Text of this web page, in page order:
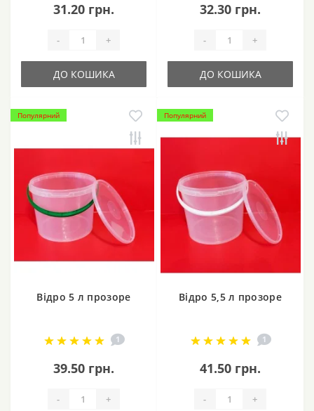
31.20 грн.
- +
ДО КОШИКА
32.30 грн.
- +
ДО КОШИКА
Популярний
Відро 5 л прозоре
1
39.50 грн.
- +
Популярний
Відро 5,5 л прозоре
1
41.50 грн.
- +